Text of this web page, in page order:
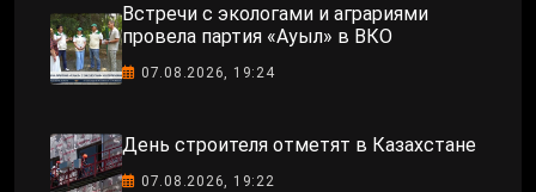
Встречи с экологами и аграриями
провела партия «Ауыл» в ВКО
07.08.2026, 19:24
День строителя отметят в Казахстане
07.08.2026, 19:22